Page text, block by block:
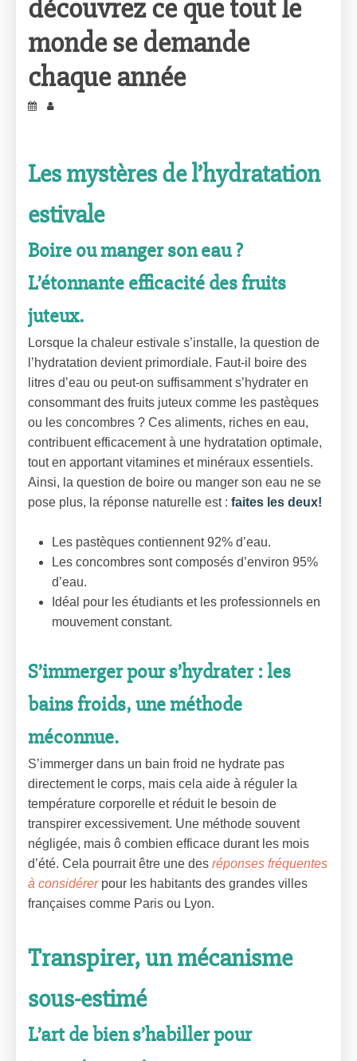
découvrez ce que tout le
monde se demande
chaque année
Les mystères de l’hydratation
estivale
Boire ou manger son eau ?
L’étonnante efficacité des fruits
juteux.
Lorsque la chaleur estivale s’installe, la question de
l’hydratation devient primordiale. Faut-il boire des
litres d’eau ou peut-on suffisamment s’hydrater en
consommant des fruits juteux comme les pastèques
ou les concombres ? Ces aliments, riches en eau,
contribuent efficacement à une hydratation optimale,
tout en apportant vitamines et minéraux essentiels.
Ainsi, la question de boire ou manger son eau ne se
pose plus, la réponse naturelle est : faites les deux!
Les pastèques contiennent 92% d’eau.
Les concombres sont composés d’environ 95%
d’eau.
Idéal pour les étudiants et les professionnels en
mouvement constant.
S’immerger pour s’hydrater : les
bains froids, une méthode
méconnue.
S’immerger dans un bain froid ne hydrate pas
directement le corps, mais cela aide à réguler la
température corporelle et réduit le besoin de
transpirer excessivement. Une méthode souvent
négligée, mais ô combien efficace durant les mois
d’été. Cela pourrait être une des réponses fréquentes
à considérerpour les habitants des grandes villes
françaises comme Paris ou Lyon.
Transpirer, un mécanisme
sous-estimé
L’art de bien s’habiller pour